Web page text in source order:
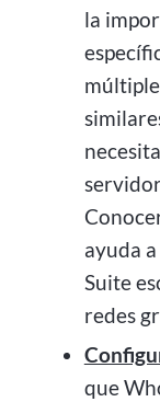
la
ayuda
Suite
redes
que